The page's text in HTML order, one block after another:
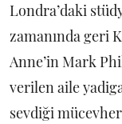
Londra’daki
zamanında geri
Anne’in Mark
verilen aile
sevdiği